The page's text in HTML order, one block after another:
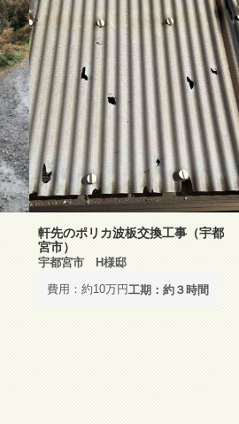
軒先のポリカ波板交換工事（宇都
宮市）
宇都宮市 H様邸
費用：約10万円工期：約３時間